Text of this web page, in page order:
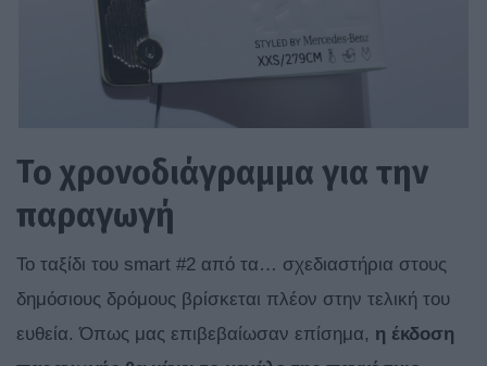
Το χρονοδιάγραμμα για την
παραγωγή
Το ταξίδι του smart #2 από τα… σχεδιαστήρια στους
δημόσιους δρόμους βρίσκεται πλέον στην τελική του
ευθεία. Όπως μας επιβεβαίωσαν επίσημα, η έκδοση